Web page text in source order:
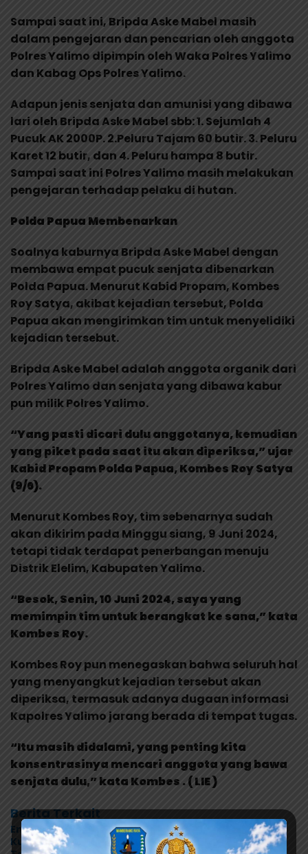
Sampai saat ini, Bripda Aske Mabel masih
dalam pengejaran dan pencarian oleh anggota
Polres Yalimo dipimpin oleh Waka Polres Yalimo
dan Kabag Ops Polres Yalimo.
Adapun jenis senjata dan amunisi yang dibawa
lari oleh Bripda Aske Mabel sbb: 1. Sejumlah 4
Pucuk AK 2000P. 2.Peluru Tajam 60 butir. 3. Peluru
Karet 12 butir, dan 4. Peluru hampa 8 butir.
Sampai saat ini Polres Yalimo masih melakukan
pengejaran terhadap pelaku di hutan.
Polda Papua Membenarkan
Soalnya kaburnya Bripda Aske Mabel dengan
membawa empat pucuk senjata dibenarkan
Polda Papua. Menurut Kabid Propam, Kombes
Roy Satya, akibat kejadian tersebut, Polda
Papua akan mengirimkan tim untuk menyelidiki
kejadian tersebut.
Bripda Aske Mabel adalah anggota organik dari
Polres Yalimo dan senjata yang dibawa kabur
pun milik Polres Yalimo.
“Yang pasti dicari dulu anggotanya, kemudian
yang piket pada saat itu akan diperiksa,” ujar
Kabid Propam Polda Papua, Kombes Roy Satya
(9/6).
Menurut Kombes Roy, tim sebenarnya sudah
akan dikirim pada Minggu siang, 9 Juni 2024,
tetapi tidak terdapat penerbangan menuju
Distrik Elelim, Kabupaten Yalimo.
“Besok, Senin, 10 Juni 2024, saya yang
memimpin tim untuk berangkat ke sana,” kata
Kombes Roy.
Kombes Roy pun menegaskan bahwa seluruh hal
yang menyangkut kejadian tersebut akan
diperiksa, termasuk adanya dugaan informasi
Kapolres Yalimo jarang berada di tempat tugas.
“Itu masih didalami, yang penting kita
konsentrasinya mencari anggota yang bawa
senjata dulu,” kata Kombes . ( LIE )
Berita Terkait
Enam Tahun Sertifikat Tak Kunjung Diserahkan,
Kuasa Hukum Satriyani Siap Laporkan Dugaan Mafia